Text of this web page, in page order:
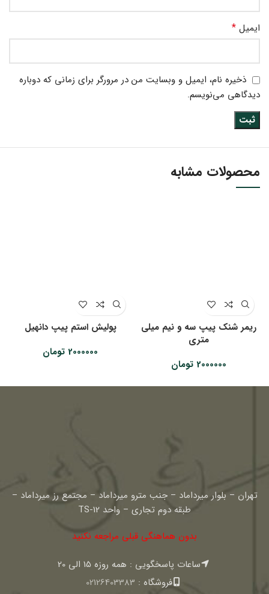
ایمیل *
ذخیره نام، ایمیل و وبسایت من در مرورگر برای زمانی که دوباره
دیدگاهی می‌نویسم.
محصولات مشابه
ریمر شنک پیپ سه و نیم میلی
متری
2000000 تومان
پولیش استم پیپ دانهیل
2000000 تومان
تهران – بلوار میرداماد – جنب مترو میرداماد – مجتمع رز میرداماد –
طبقه دوم تجاری – واحد TS-12
بدون هماهنگی قبلی مراجعه نکنید
ساعات پاسخگویی : همه روزه 15 الی 20
فروشگاه : 02126403383